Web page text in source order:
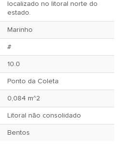
localizado no litoral norte do
estado.
Marinho
#
10.0
Ponto da Coleta
0,084 m^2
Litoral não consolidado
Bentos